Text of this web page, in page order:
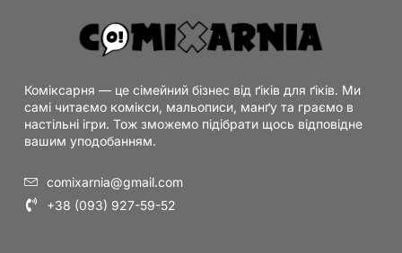
Коміксарня — це сімейний бізнес від ґіків для ґіків. Ми
самі читаємо комікси, мальописи, манґу та граємо в
настільні ігри. Тож зможемо підібрати щось відповідне
вашим уподобанням.
comixarnia@gmail.com
+38 (093) 927-59-52